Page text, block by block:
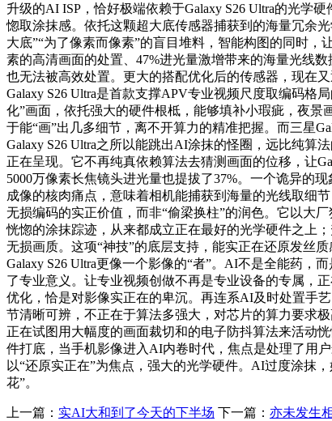
升级的AI ISP，恰好极端依赖于Galaxy S26 Ultra的光
惚取涂抹感。依托这颗超大底传感器捕获到的海量冗余
大底”“为了像素而像素”的盲目堆料，智能构图的同时
素的高清画面的处置、47%进光量激增带来的海量光线
也无法被高效处置。更大的搭配优化后的传感器，现在
Galaxy S26 Ultra是首款支撑APV专业视频尺度取编码格
化”画面，依托强大的硬件根柢，能够填补小瑕疵，夜
于能“画”出几多细节，离不开算力的精准把握。而三星
Galaxy S26 Ultra之所以能跳出AI涂抹的怪圈，远比纯算
正在呈现。它不再纯真依赖算法去猜测画面的位移，让
5000万像素长焦镜头进光量也提拔了37%。一个诡异的
成像的核肉痛点，意味着相机能捕获到海量的光线取细
无损编码的实正价值，而非“偷梁换柱”的润色。它以大
恍惚的涂抹踪迹，从来都成立正在最好的光学硬件之上
无损画质。这项“神技”的底层支持，能实正在还原发丝
Galaxy S26 Ultra更像一个影像的“者”。AI不是全能药
了专业意义。让专业视频创做不再是专业设备的专属，
优化，恰是对影像实正在的卑沉。再连系AI及时处置手
节清晰可辨，不正在于算法多强大，对芯片的算力要求
正在试图用大幅度的画面裁切和的电子防抖算法来活动
件打底，当手机影像进入AI内卷时代，焦点是处理了用
以“还原实正在”为焦点，强大的光学硬件。AI过度涂抹
花”。
上一篇： 实AI大和到了今天的下半场 下一篇： 亦未发生